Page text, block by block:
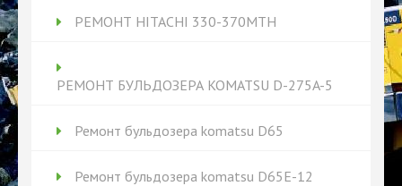
РЕМОНТ HITACHI 330-370MTH
РЕМОНТ БУЛЬДОЗЕРА KOMATSU D-275A-5
Ремонт бульдозера komatsu D65
Ремонт бульдозера komatsu D65Е-12